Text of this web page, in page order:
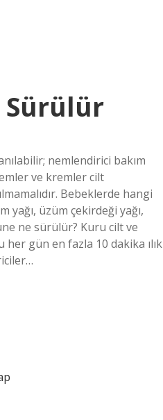
Sürülür
nemlendirici bakım
ve kremler cilt
Bebeklerde hangi
yağı, üzüm çekirdeği yağı,
ne sürülür? Kuru cilt ve
gün en fazla 10 dakika ılık